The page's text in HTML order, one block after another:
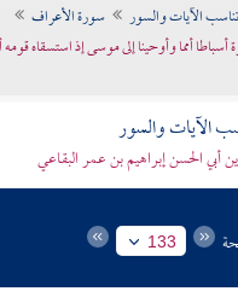
الآيات والسور
سورة الأعراف
أسباطا أمما وأوحينا إلى موسى إذ استسقاه
الآيات والسور
أبي الحسن إبراهيم بن عمر البقاعي
133